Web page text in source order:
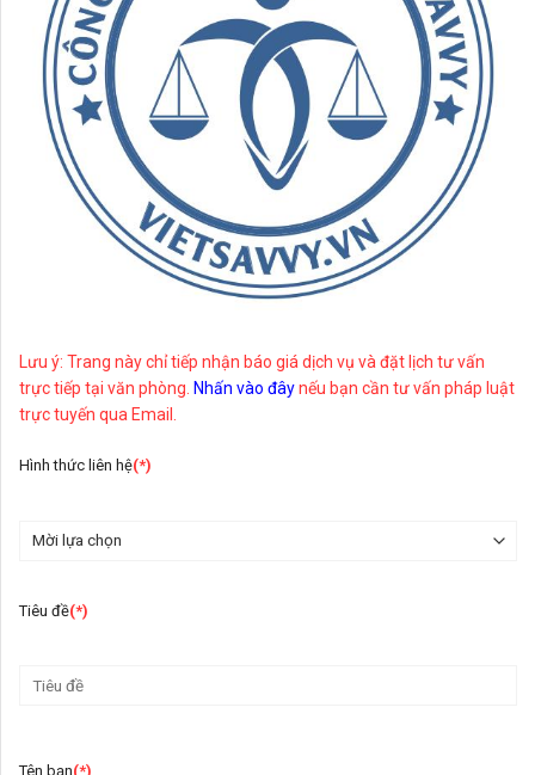
Lưu ý: Trang này chỉ tiếp nhận báo giá dịch vụ và đặt lịch tư vấn
trực tiếp tại văn phòng. Nhấn vào đâynếu bạn cần tư vấn pháp luật
trực tuyến qua Email.
Hình thức liên hệ(*)
Tiêu đề(*)
Tên bạn(*)